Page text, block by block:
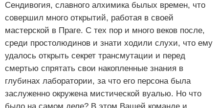
Сендивогия, славного алхимика былых времен, что
совершил много открытий, работая в своей
мастерской в Праге. С тех пор и много веков после,
среди простолюдинов и знати ходили слухи, что ему
удалось открыть секрет трансмутации и перед
смертью спрятать свои накопленные знания в
глубинах лаборатории, за что его персона была
заслуженно окружена мистической вуалью. Но что
было на самом деле? В этом Вашей команде и